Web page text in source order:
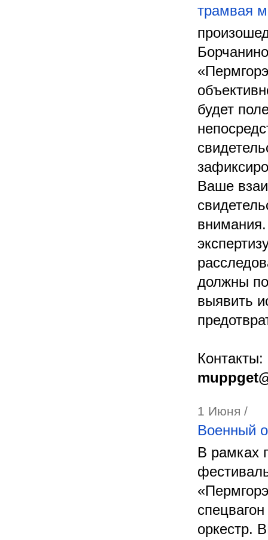
трамвая
будет
Ваше
должны
выявить
Контакты:
1 Июня /
Военный
В рамках
оркестр.